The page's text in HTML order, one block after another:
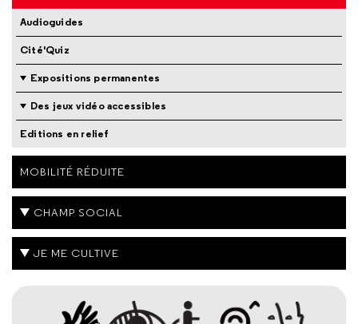
Audioguides
Cité'Quiz
Expositions permanentes
Des jeux vidéo accessibles
Editions en relief
MOBILITÉ RÉDUITE
CHAMP SOCIAL
JE ME CULTIVE